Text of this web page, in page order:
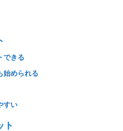
できる
始められる
すい
ト